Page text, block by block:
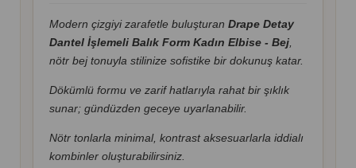
Modern çizgiyi zarafetle buluşturan Drape Detay
Dantel İşlemeli Balık Form Kadın Elbise - Bej
nötr bej tonuyla stilinize sofistike bir dokunuş katar.
Dökümlü formu ve zarif hatlarıyla rahat bir şıklık
sunar; gündüzden geceye uyarlanabilir.
Nötr tonlarla minimal, kontrast aksesuarlarla iddialı
kombinler oluşturabilirsiniz.